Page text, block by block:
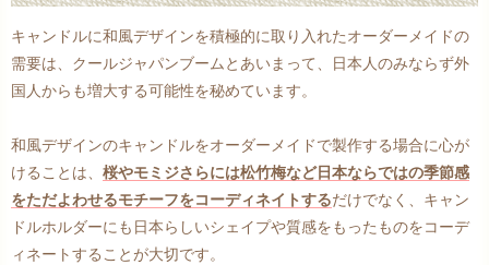
キャンドルに和風デザインを積極的に取り入れたオーダーメイドの
需要は、クールジャパンブームとあいまって、日本人のみならず外
国人からも増大する可能性を秘めています。
和風デザインのキャンドルをオーダーメイドで製作する場合に心が
けることは、 桜やモミジさらには松竹梅など日本ならではの季節感
をただよわせるモチーフをコーディネイトするだけでなく、キャン
ドルホルダーにも日本らしいシェイプや質感をもったものをコーデ
ィネートすることが大切です。